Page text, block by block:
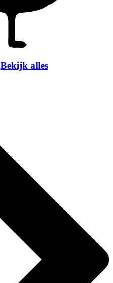
Bekijk alles